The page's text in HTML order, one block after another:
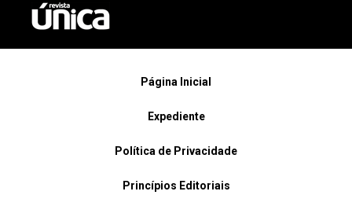
Página Inicial
Expediente
Política de Privacidade
Princípios Editoriais